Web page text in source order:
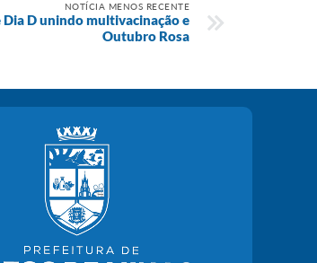
NOTÍCIA MENOS RECENTE
D unindo multivacinação e
Outubro Rosa